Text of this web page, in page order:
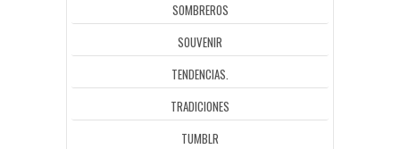
SOMBREROS
SOUVENIR
TENDENCIAS.
TRADICIONES
TUMBLR